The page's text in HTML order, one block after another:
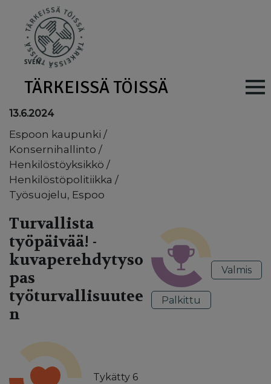
SVEN
TÄRKEISSÄ TÖISSÄ Main
13.6.2024
Espoon kaupunki /
Konsernihallinto /
Henkilöstöyksikkö /
Henkilöstöpolitiikka /
Työsuojelu, Espoo
Turvallista
työpäivää! -
kuvaperehdytyso
pas
työturvallisuutee
n
Tykätty 6
Palkittu
Valmis